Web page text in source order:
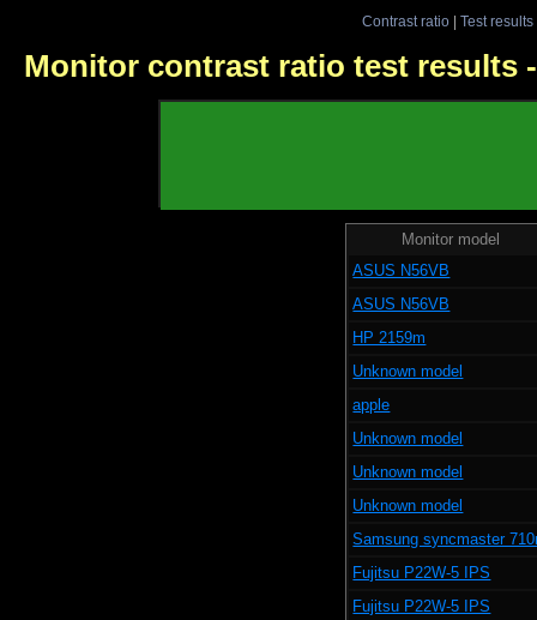
Contrast ratio| Test results
Monitor contrast ratio test results
Monitor model
ASUS N56VB
ASUS N56VB
HP 2159m
Unknown model
apple
Unknown model
Unknown model
Unknown model
Samsung syncmaster
Fujitsu P22W-5 IPS
Fujitsu P22W-5 IPS